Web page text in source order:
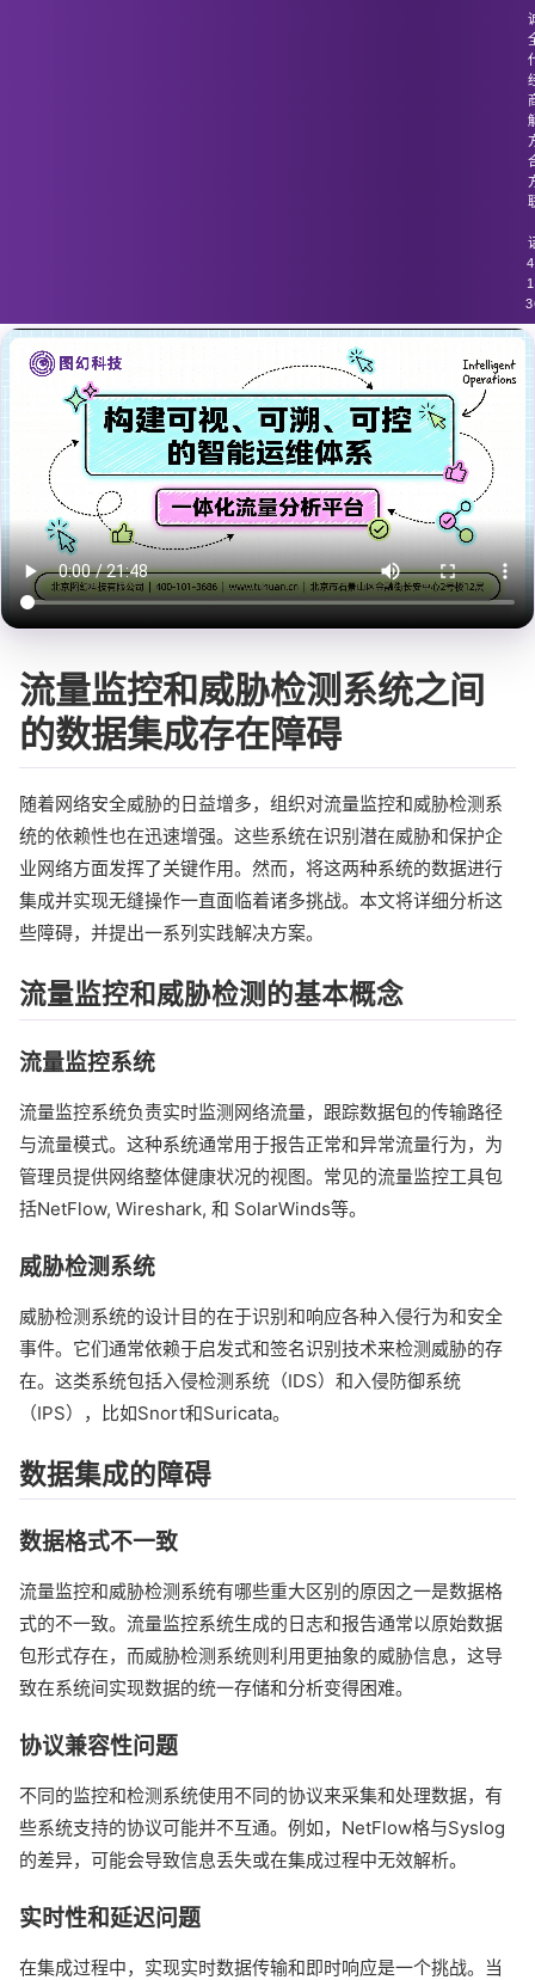
流量监控和威胁检测系统之间
的数据集成存在障碍
随着网络安全威胁的日益增多，组织对流量监控和威胁检测系
统的依赖性也在迅速增强。这些系统在识别潜在威胁和保护企
业网络方面发挥了关键作用。然而，将这两种系统的数据进行
集成并实现无缝操作一直面临着诸多挑战。本文将详细分析这
些障碍，并提出一系列实践解决方案。
流量监控和威胁检测的基本概念
流量监控系统
流量监控系统负责实时监测网络流量，跟踪数据包的传输路径
与流量模式。这种系统通常用于报告正常和异常流量行为，为
管理员提供网络整体健康状况的视图。常见的流量监控工具包
括NetFlow, Wireshark, 和 SolarWinds等。
威胁检测系统
威胁检测系统的设计目的在于识别和响应各种入侵行为和安全
事件。它们通常依赖于启发式和签名识别技术来检测威胁的存
在。这类系统包括入侵检测系统（IDS）和入侵防御系统
（IPS），比如Snort和Suricata。
数据集成的障碍
数据格式不一致
流量监控和威胁检测系统有哪些重大区别的原因之一是数据格
式的不一致。流量监控系统生成的日志和报告通常以原始数据
包形式存在，而威胁检测系统则利用更抽象的威胁信息，这导
致在系统间实现数据的统一存储和分析变得困难。
协议兼容性问题
不同的监控和检测系统使用不同的协议来采集和处理数据，有
些系统支持的协议可能并不互通。例如，NetFlow格与Syslog
的差异，可能会导致信息丢失或在集成过程中无效解析。
实时性和延迟问题
在集成过程中，实现实时数据传输和即时响应是一个挑战。当